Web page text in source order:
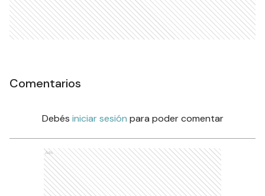
Comentarios
Debés iniciar sesión para poder comentar
Ads